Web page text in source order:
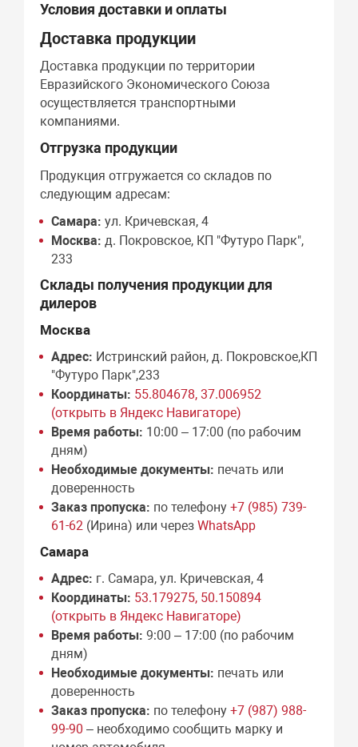
Условия доставки и оплаты
Доставка продукции
Доставка продукции по территории
Евразийского Экономического Союза
осуществляется транспортными
компаниями.
Отгрузка продукции
Продукция отгружается со складов по
следующим адресам:
Самара: ул. Кричевская, 4
Москва: д. Покровское, КП "Футуро Парк",
233
Склады получения продукции для
дилеров
Москва
Адрес: Истринский район, д. Покровское,КП
"Футуро Парк",233
Координаты: 55.804678, 37.006952
(открыть в Яндекс Навигаторе)
Время работы: 10:00 – 17:00 (по рабочим
дням)
Необходимые документы: печать или
доверенность
Заказ пропуска: по телефону+7 (985) 739-
61-62 (Ирина) или черезWhatsApp
Самара
Адрес: г. Самара, ул. Кричевская, 4
Координаты: 53.179275, 50.150894
(открыть в Яндекс Навигаторе)
Время работы: 9:00 – 17:00 (по рабочим
дням)
Необходимые документы: печать или
доверенность
Заказ пропуска: по телефону+7 (987) 988-
99-90 – необходимо сообщить марку и